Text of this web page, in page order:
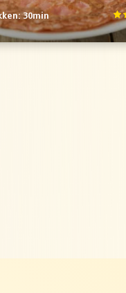
30min